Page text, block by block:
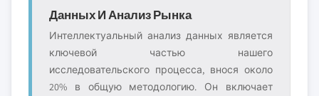
Данных И Анализ Рынка
Интеллектуальный анализ данных является
ключевой частью нашего
исследовательского процесса, внося около
20% в общую методологию. Он включает